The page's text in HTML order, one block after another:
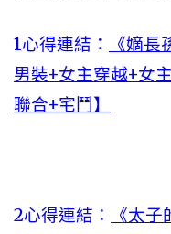
1心得連結：
《嫡
男裝+女主穿越+女
聯合+宅鬥】
2心得連結：
《太